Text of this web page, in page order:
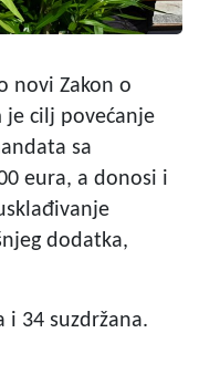
novi Zakon o
je cilj povećanje
sa
eura, a donosi i
dodatka,
i 34 suzdržana.